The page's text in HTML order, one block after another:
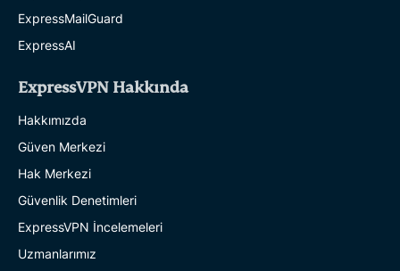
ExpressMailGuard
ExpressAI
ExpressVPN Hakkında
Hakkımızda
Güven Merkezi
Hak Merkezi
Güvenlik Denetimleri
ExpressVPN İncelemeleri
Uzmanlarımız